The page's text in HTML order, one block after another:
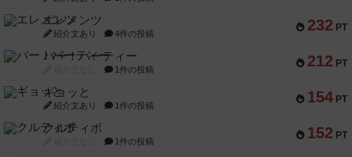
232 PT
エレメンツ
紹介文あり 4件の投稿
212 PT
バー！パーティー
1件の投稿
154 PT
ギョッと
紹介文あり 1件の投稿
152 PT
クルティボ
1件の投稿